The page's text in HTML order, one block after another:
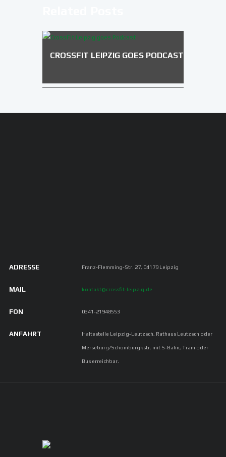
CROSSFIT LEIPZIG GOES PODCAST
ADRESSE Franz-Flemming-Str. 27, 04179 Leipzig
MAIL kontakt@crossfit-leipzig.de
FON 0341-21948553
ANFAHRT Haltestelle Leipzig-Leutzsch, Rathaus Leutzsch oder
Merseburg/Schomburgkstr. mit S-Bahn, Tram oder
Bus erreichbar.